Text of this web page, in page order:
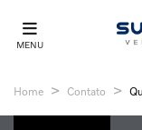
MENU
Home Contato